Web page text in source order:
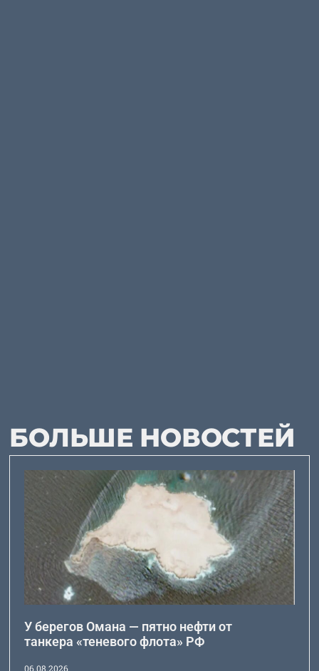
БОЛЬШЕ НОВОСТЕЙ
У берегов Омана — пятно нефти от
танкера «теневого флота» РФ
06.08.2026